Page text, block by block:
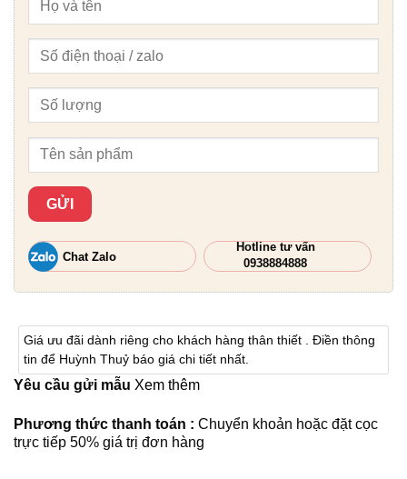
Chat Zalo
Hotline tư vấn
0938884888
Giá ưu đãi dành riêng cho khách hàng thân thiết . Điền thông
tin để Huỳnh Thuỷ báo giá chi tiết nhất.
Yêu cầu gửi mẫu Xem thêm
Phương thức thanh toán : Chuyển khoản hoặc đặt cọc
trực tiếp 50% giá trị đơn hàng